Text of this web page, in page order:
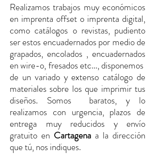
Realizamos trabajos muy económicos
en imprenta offset o imprenta digital,
como catálogos o revistas, pudiento
ser estos encuadernados por medio de
grapados, encolados , encuadernados
en wire-o, fresados etc..., disponemos
de un variado y extenso catálogo de
materiales sobre los que imprimir tus
diseños. Somos baratos, y lo
realizamos con urgencia, plazos de
entrega muy reducidos y envío
gratuito en Cartagena a la dirección
que tú, nos indiques.